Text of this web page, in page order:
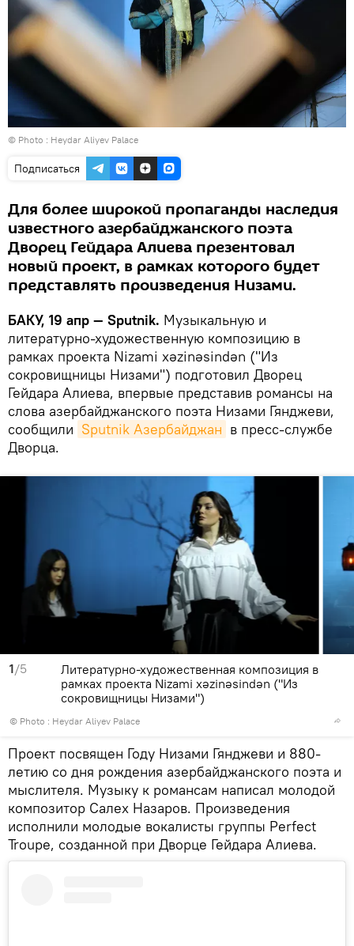
© Photo : Heydar Aliyev Palace
Подписаться
Для более широкой пропаганды наследия
известного азербайджанского поэта
Дворец Гейдара Алиева презентовал
новый проект, в рамках которого будет
представлять произведения Низами.
БАКУ, 19 апр — Sputnik. Музыкальную и
литературно-художественную композицию в
рамках проекта Nizami xəzinəsindən ("Из
сокровищницы Низами") подготовил Дворец
Гейдара Алиева, впервые представив романсы на
слова азербайджанского поэта Низами Гянджеви,
сообщили Sputnik Азербайджан в пресс-службе
Дворца.
1/5
© Photo : Heydar Aliyev Palace
Литературно-художественная композиция в
рамках проекта Nizami xəzinəsindən ("Из
сокровищницы Низами")
Проект посвящен Году Низами Гянджеви и 880-
летию со дня рождения азербайджанского поэта и
мыслителя. Музыку к романсам написал молодой
композитор Салех Назаров. Произведения
исполнили молодые вокалисты группы Perfect
Troupe, созданной при Дворце Гейдара Алиева.